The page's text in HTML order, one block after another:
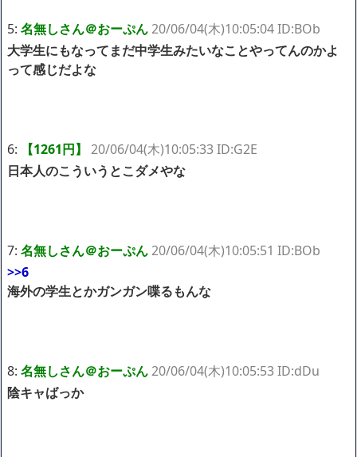
5: 名無しさん＠おーぷん20/06/04(木)10:05:04 ID:BOb
大学生にもなってまだ中学生みたいなことやってんのかよ
って感じだよな
6: 【1261円】
20/06/04(木)10:05:33 ID:G2E
日本人のこういうとこダメやな
7: 名無しさん＠おーぷん20/06/04(木)10:05:51 ID:BOb
>>6
海外の学生とかガンガン喋るもんな
8: 名無しさん＠おーぷん20/06/04(木)10:05:53 ID:dDu
陰キャばっか